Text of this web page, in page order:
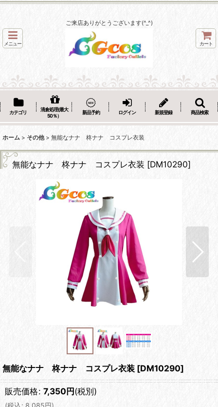
ご来店ありがとうございます(^_^)
メニュー カート
カテゴリ
清倉処理(最大
50％）
新品予約 ログイン 新規登録 商品検索
ホーム > その他 > 無能なナナ 柊ナナ コスプレ衣装
無能なナナ 柊ナナ コスプレ衣装 [DM10290]
無能なナナ 柊ナナ コスプレ衣装 [DM10290]
販売価格: 7,350円(税別)
(税込: 8,085円)